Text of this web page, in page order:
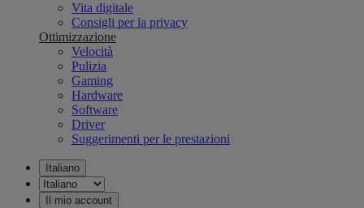
Vita digitale
Consigli per la privacy
Ottimizzazione
Velocità
Pulizia
Gaming
Hardware
Software
Driver
Suggerimenti per le prestazioni
Italiano
Il mio account